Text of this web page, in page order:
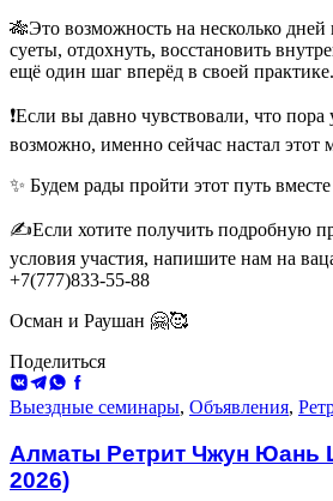
🎋Это возможность на несколько
суеты, отдохнуть, восстановить
ещё один шаг вперёд в своей практике.
❗️Если вы давно чувствовали, что
возможно, именно сейчас настал этот
✨ Будем рады пройти этот путь
✍️Если хотите получить подробную
условия участия, напишите нам на
+7(777)833-55-88
Осман и Раушан 🤗🥰
Поделиться
ВКонтакте
Telegram
WhatsApp
Facebook
Выездные семинары, Объявления,
Алматы Ретрит Чжун Юань
2026)